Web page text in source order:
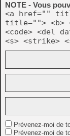
NOTE - Vous
<a href=""
title=""> <b>
<code> <del
<s> <strike>
Prévenez-moi de
Prévenez-moi de